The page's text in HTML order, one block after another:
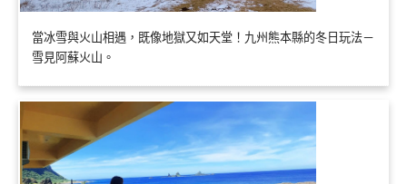
當冰雪與火山相遇，既像地獄又如天堂！九州熊本縣的冬日玩法－
雪見阿蘇火山。